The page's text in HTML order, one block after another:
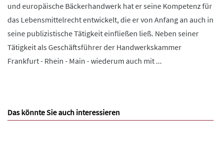
und europäische Bäckerhandwerk hat er seine Kompetenz für
das Lebensmittelrecht entwickelt, die er von Anfang an auch in
seine publizistische Tätigkeit einfließen ließ. Neben seiner
Tätigkeit als Geschäftsführer der Handwerkskammer
Frankfurt - Rhein - Main - wiederum auch mit ...
Das könnte Sie auch interessieren